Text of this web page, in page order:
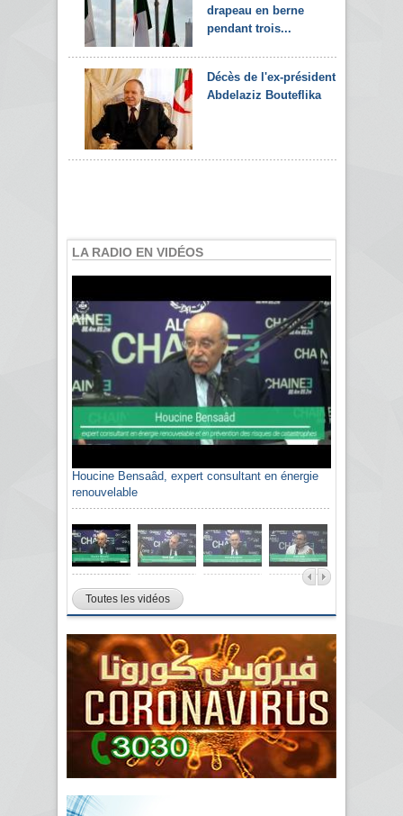
drapeau en berne
pendant trois...
Décès de l'ex-président
Abdelaziz Bouteflika
LA RADIO EN VIDÉOS
Houcine Bensaâd, expert consultant en énergie
renouvelable
Toutes les vidéos